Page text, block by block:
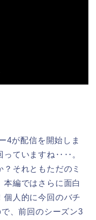
4が配信を開始しま
っていますね‥‥。
それともただのミ
本編ではさらに面白
個人的に今回のバチ
、前回のシーズン3